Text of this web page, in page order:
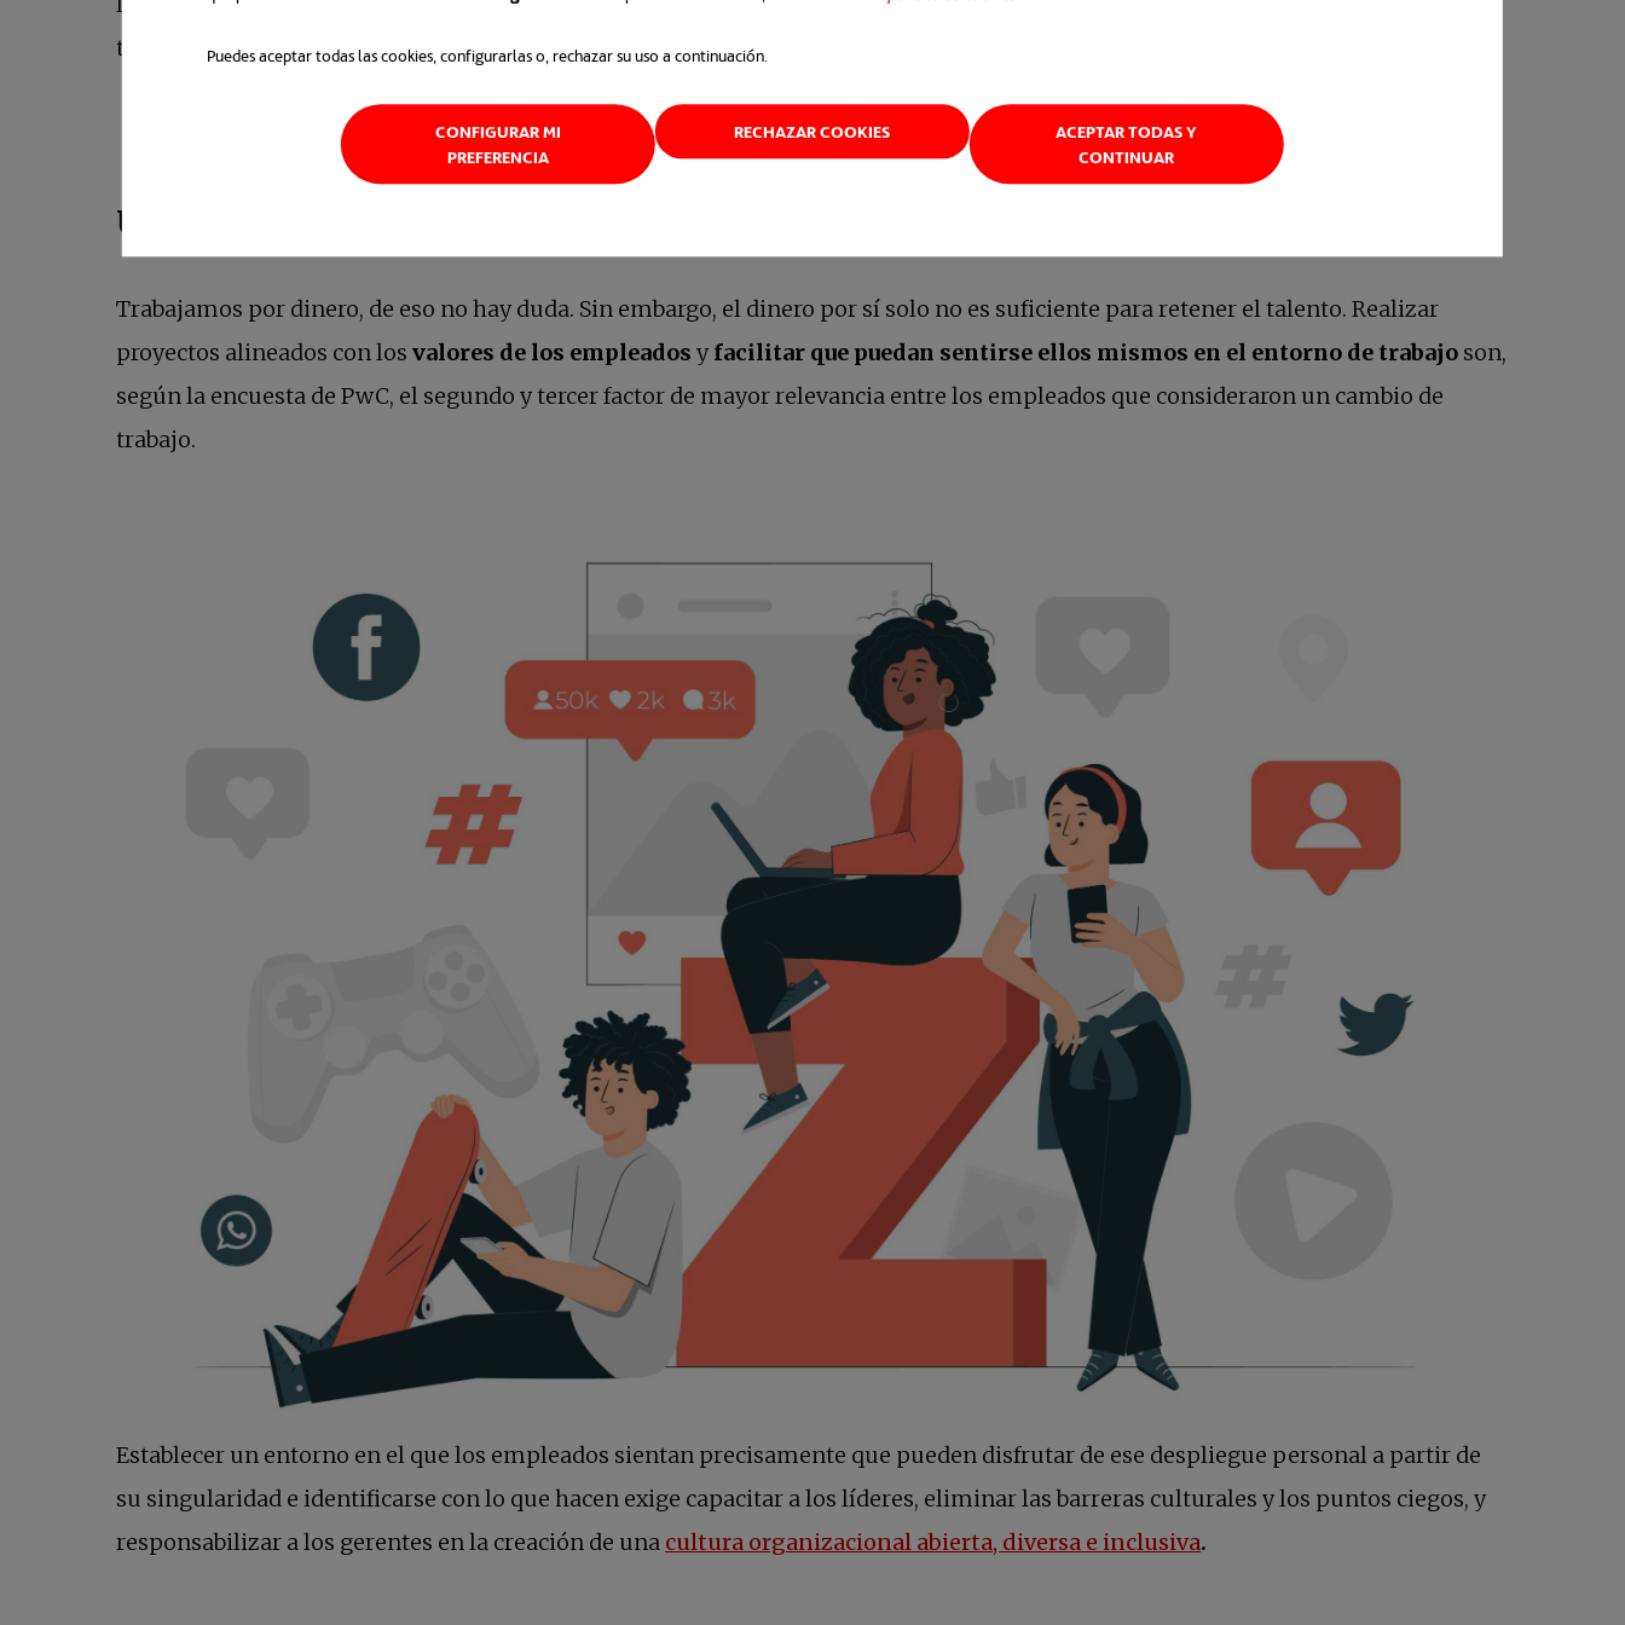
Puedes aceptar todas las cookies, configurarlas o, rechazar su uso a continuación.
CONFIGURAR MI
PREFERENCIA
RECHAZAR COOKIES
ACEPTAR TODAS Y
CONTINUAR
talento joven de manera más efectiva.
Una cuestión de valores y de identidad
Trabajamos por dinero, de eso no hay duda. Sin embargo, el dinero por sí solo no es suficiente para retener el talento. Realizar
proyectos alineados con los valores de los empleados y facilitar que puedan sentirse ellos mismos en el entorno de trabajo son,
según la encuesta de PwC, el segundo y tercer factor de mayor relevancia entre los empleados que consideraron un cambio de
trabajo.
Establecer un entorno en el que los empleados sientan precisamente que pueden disfrutar de ese despliegue personal a partir de
su singularidad e identificarse con lo que hacen exige capacitar a los líderes, eliminar las barreras culturales y los puntos ciegos, y
responsabilizar a los gerentes en la creación de una cultura organizacional abierta, diversa e inclusiva.